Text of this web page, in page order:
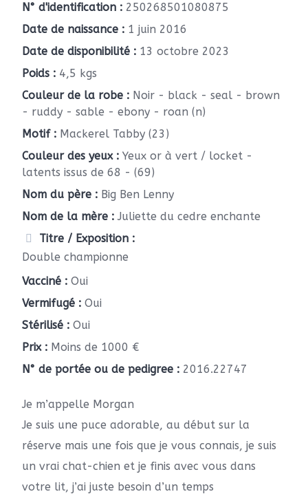
N° d'identification : 250268501080875
Date de naissance : 1 juin 2016
Date de disponibilité : 13 octobre 2023
Poids : 4,5 kgs
Couleur de la robe : Noir - black - seal - brown
- ruddy - sable - ebony - roan (n)
Motif: Mackerel Tabby (23)
Couleur des yeux : Yeux or à vert / locket -
latents issus de 68 - (69)
Nom du père : Big Ben Lenny
Nom de la mère : Juliette du cedre enchante
Titre / Exposition :
Double championne
Vacciné : Oui
Vermifugé : Oui
Stérilisé : Oui
Prix : Moins de 1000 €
N° de portée ou de pedigree : 2016.22747
Je m’appelle Morgan
Je suis une puce adorable, au début sur la
réserve mais une fois que je vous connais, je suis
un vrai chat-chien et je finis avec vous dans
votre lit, j’ai juste besoin d’un temps